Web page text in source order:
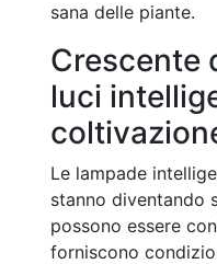
sana delle piante.
Crescente
luci
Le lampade
stanno diventando
possono essere
forniscono